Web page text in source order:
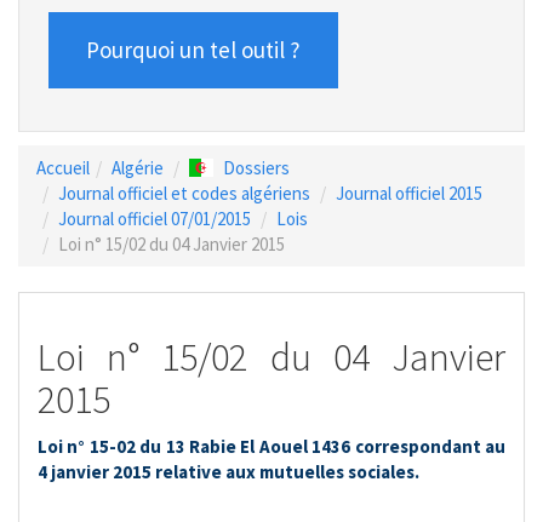
Pourquoi un tel outil ?
Accueil Algérie
Dossiers
Journal officiel et codes algériens
Journal officiel 2015
Journal officiel 07/01/2015
Lois
Loi n° 15/02 du 04 Janvier 2015
Loi n° 15/02 du 04 Janvier
2015
Loi n° 15-02 du 13 Rabie El Aouel 1436 correspondant au
4 janvier 2015 relative aux mutuelles sociales.